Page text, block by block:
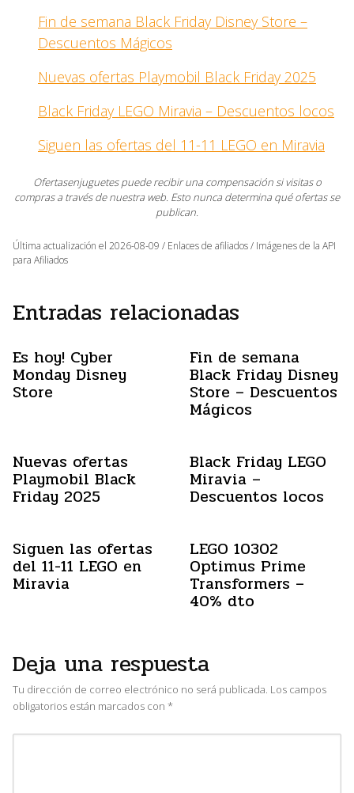
Fin de semana Black Friday Disney Store –
Descuentos Mágicos
Nuevas ofertas Playmobil Black Friday 2025
Black Friday LEGO Miravia – Descuentos locos
Siguen las ofertas del 11-11 LEGO en Miravia
Ofertasenjuguetes puede recibir una compensación si visitas o
compras a través de nuestra web. Esto nunca determina qué ofertas se
publican.
Última actualización el 2026-08-09 / Enlaces de afiliados / Imágenes de la API
para Afiliados
Entradas relacionadas
Es hoy! Cyber
Monday Disney
Store
Fin de semana
Black Friday Disney
Store – Descuentos
Mágicos
Nuevas ofertas
Playmobil Black
Friday 2025
Black Friday LEGO
Miravia –
Descuentos locos
Siguen las ofertas
del 11-11 LEGO en
Miravia
LEGO 10302
Optimus Prime
Transformers –
40% dto
Deja una respuesta
Tu dirección de correo electrónico no será publicada. Los campos
obligatorios están marcados con *